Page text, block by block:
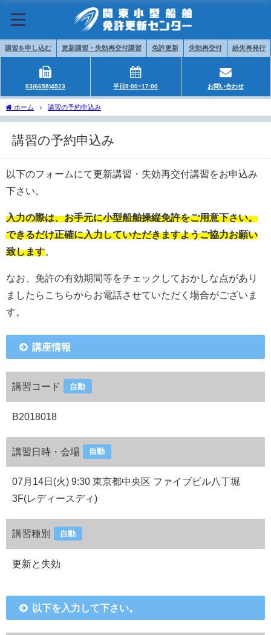
講習を申し込む 更新講習・失効再交付講習 免許更新 失効再交付 紛失再発行
03(6658)4523 平日9:00~17:00 お問い合わせ
ホーム 講習の予約申込み
講習の予約申込み
以下のフォームにて更新講習・失効再交付講習をお申込み
下さい。
入力の際は、お手元に小型船舶操縦免許をご用意下さい。
できるだけ正確に入力していただきますようご協力お願い
致します
なお、免許の有効期間等をチェックしておかしな点があり
ましたらこちらからお電話させていただく場合がございま
す。
講座情報
講習コード 自動
B2018018
講習日時・会場 自動
07月14日(火) 9:30 東京都中央区 ファイブビル八丁堀
3F(レディースディ)
講習種別 自動
更新と失効
以下を入力して下さい。